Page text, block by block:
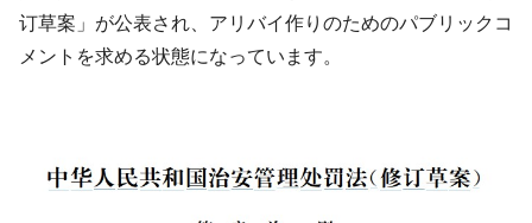
『Money1』
韓国「ここは北朝鮮なのか。選管がサーバ
ーにウソのデータを入力したのは明白だ」
だ。
订草案」が公表され、アリバイ作りのためのパブリックコ
メントを求める状態になっています。